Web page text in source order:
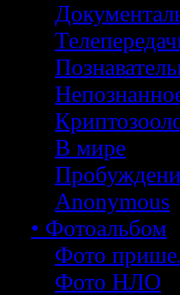
В мире
Anonymous
• Фотоальбом
Фото
Фото НЛО